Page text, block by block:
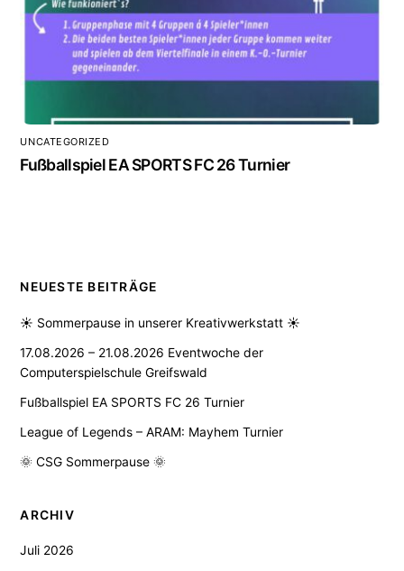
UNCATEGORIZED
Fußballspiel EA SPORTS FC 26 Turnier
NEUESTE BEITRÄGE
☀️ Sommerpause in unserer Kreativwerkstatt ☀️
17.08.2026 – 21.08.2026 Eventwoche der
Computerspielschule Greifswald
Fußballspiel EA SPORTS FC 26 Turnier
League of Legends – ARAM: Mayhem Turnier
🌞 CSG Sommerpause 🌞
ARCHIV
Juli 2026